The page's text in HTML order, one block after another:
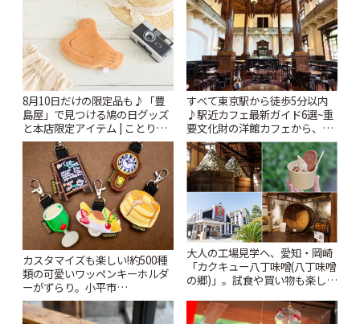
8月10日だけの限定品も♪「豊
島屋」で見つける鳩の日グッズ
と本店限定アイテム | ことりっ
ぷ
すべて東京駅から徒歩5分以内
♪駅近カフェ最新ガイド6選~重
要文化財の洋館カフェから、改
札すぐのレトロ喫茶まで~ | こと
りっぷ
カスタマイズも楽しい!約500種
類の可愛いワッペンキーホルダ
ーがずらり。小平市
「Kimamaya T&K」 | ことりっ
ぷ
大人の工場見学へ、愛知・岡崎
「カクキュー八丁味噌(八丁味噌
の郷)」。試食や買い物も楽しみ